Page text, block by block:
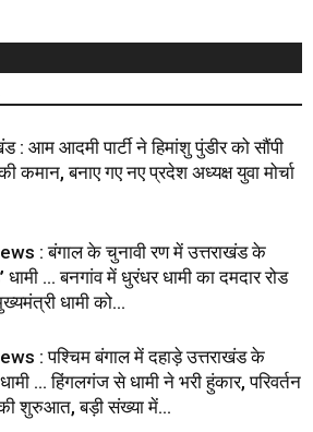
: आम आदमी पार्टी ने हिमांशु पुंडीर को सौंपी
कमान, बनाए गए नए प्रदेश अध्यक्ष युवा मोर्चा
: बंगाल के चुनावी रण में उत्तराखंड के
धामी … बनगांव में धुरंधर धामी का दमदार रोड
धामी को...
: पश्चिम बंगाल में दहाड़े उत्तराखंड के
… हिंगलगंज से धामी ने भरी हुंकार, परिवर्तन
की शुरुआत, बड़ी संख्या में...